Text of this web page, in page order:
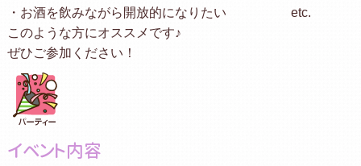
・お酒を飲みながら開放的になりたい etc.
このような方にオススメです♪
ぜひご参加ください！
イベント内容